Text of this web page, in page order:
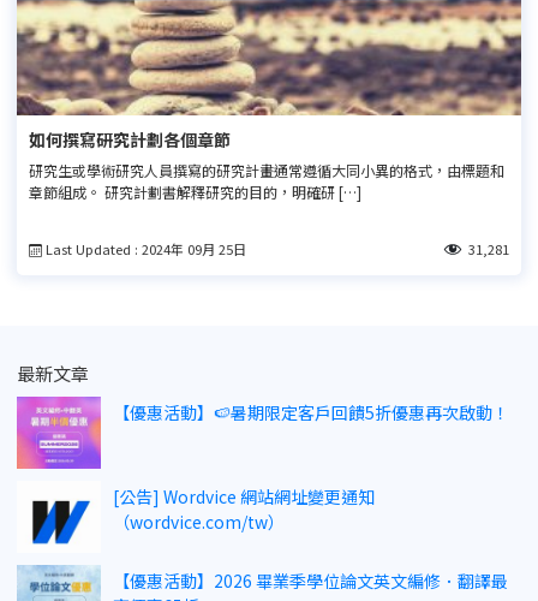
如何撰寫研究計劃各個章節
研究生或學術研究人員撰寫的研究計畫通常遵循大同小異的格式，由標題和
章節組成。 研究計劃書解釋研究的目的，明確研 […]
Last Updated : 2024年 09月 25日 31,281
最新文章
【優惠活動】🍉暑期限定客戶回饋5折優惠再次啟動！
[公告] Wordvice 網站網址變更通知
（wordvice.com/tw）
【優惠活動】2026 畢業季學位論文英文編修．翻譯最